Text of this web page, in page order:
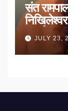
संत
उठाई मांग
JULY 23,